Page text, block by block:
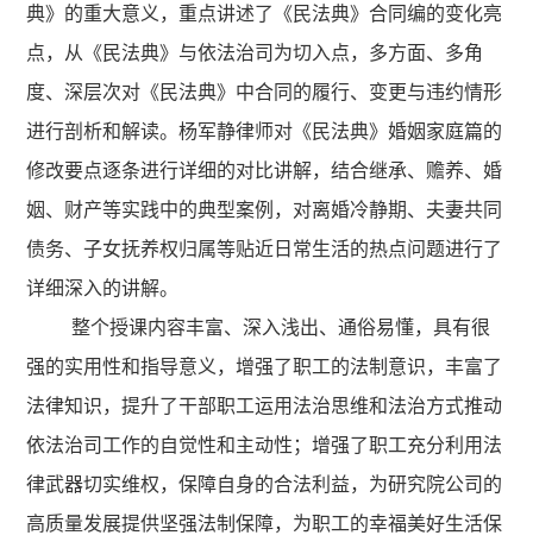
典》的重大意义，重点讲述了《民法典》合同编的变化亮
点，从《民法典》与依法治司为切入点，多方面、多角
度、深层次对《民法典》中合同的履行、变更与违约情形
进行剖析和解读。杨军静律师对《民法典》婚姻家庭篇的
修改要点逐条进行详细的对比讲解，结合继承、赡养、婚
姻、财产等实践中的典型案例，对离婚冷静期、夫妻共同
债务、子女抚养权归属等贴近日常生活的热点问题进行了
详细深入的讲解。
整个授课内容丰富、深入浅出、通俗易懂，具有很
强的实用性和指导意义，增强了职工的法制意识，丰富了
法律知识，提升了干部职工运用法治思维和法治方式推动
依法治司工作的自觉性和主动性；增强了职工充分利用法
律武器切实维权，保障自身的合法利益，为研究院公司的
高质量发展提供坚强法制保障，为职工的幸福美好生活保